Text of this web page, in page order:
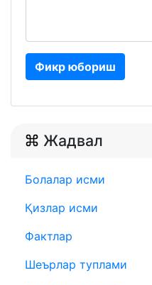
Фикр юбориш
Жадвал
Болалар исми
Қизлар исми
Фактлар
Шеърлар туплами